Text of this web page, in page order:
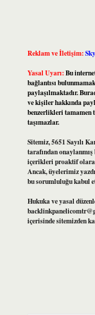
Reklam ve İletişim:
Yasal Uyarı:Bu
bağlantısı
paylaşılmaktadır.
ve kişiler hakkında
benzerlikleri tamamen
taşımazlar.
Sitemiz, 5651 Sayılı
tarafından
içerikleri proaktif
Ancak, üyelerimiz
bu sorumluluğu kabul
Hukuka ve yasal
içerisinde sitemizden